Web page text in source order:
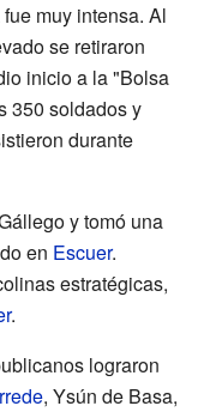
muy intensa. Al
se retiraron
inicio a la "Bolsa
350 soldados y
durante
y tomó una
en Escuer.
estratégicas,
.
lograron
, Ysún de Basa,